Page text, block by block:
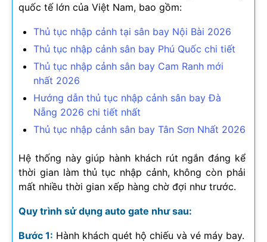
quốc tế lớn của Việt Nam, bao gồm:
Thủ tục nhập cảnh tại sân bay Nội Bài 2026
Thủ tục nhập cảnh sân bay Phú Quốc chi tiết
Thủ tục nhập cảnh sân bay Cam Ranh mới
nhất 2026
Hướng dẫn thủ tục nhập cảnh sân bay Đà
Nẵng 2026 chi tiết nhất
Thủ tục nhập cảnh sân bay Tân Sơn Nhất 2026
Hệ thống này giúp hành khách rút ngắn đáng kể
thời gian làm thủ tục nhập cảnh, không còn phải
mất nhiều thời gian xếp hàng chờ đợi như trước.
Quy trình sử dụng auto gate như sau:
Bước 1: Hành khách quét hộ chiếu và vé máy bay.